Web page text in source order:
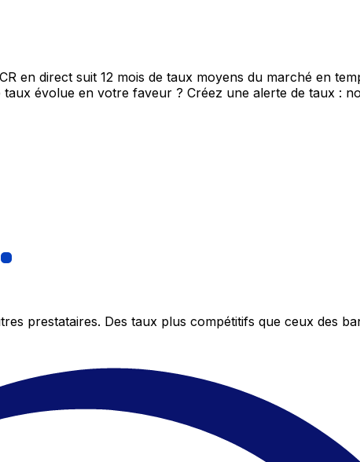
en direct suit 12 mois de taux moyens du marché en
évolue en votre faveur ? Créez une alerte de taux :
prestataires. Des taux plus compétitifs que ceux des